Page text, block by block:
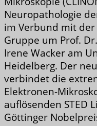
Neuropathologie
im Verbund mit
Gruppe um Prof.
Irene Wacker am
Heidelberg. Der
verbindet die
Elektronen-
auflösenden STED
Göttinger